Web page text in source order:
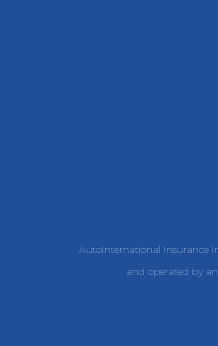
AutoInternational Insurance
and operated by